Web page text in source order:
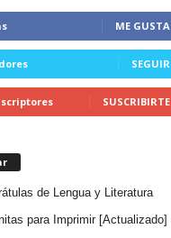
ME GUSTA
SEGUIR
SUSCRIBIRTE
de Lengua y Literatura
para Imprimir [Actualizado]